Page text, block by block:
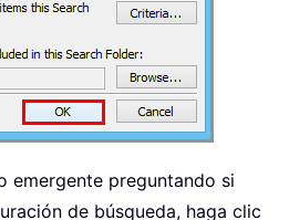
emergente preguntando si
de búsqueda, haga clic